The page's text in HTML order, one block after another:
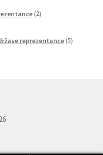
2izdelka
reprezentance 5izdelkov